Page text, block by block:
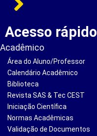
Acesso rápido
Acadêmico
Área do Aluno/Professor
Calendário Acadêmico
Biblioteca
Revista SAS & Tec CEST
Iniciação Científica
Normas Acadêmicas
Validação de Documentos